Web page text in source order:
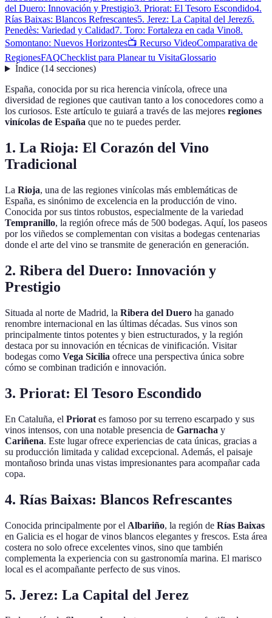
del Duero: Innovación y Prestigio3. Priorat: El Tesoro Escondido4.
Rías Baixas: Blancos Refrescantes5. Jerez: La Capital del Jerez6.
Penedès: Variedad y Calidad7. Toro: Fortaleza en cada Vino8.
Somontano: Nuevos Horizontes📺 Recurso VideoComparativa de
RegionesFAQChecklist para Planear tu VisitaGlossario
Índice(14 secciones)
España, conocida por su rica herencia vinícola, ofrece una
diversidad de regiones que cautivan tanto a los conocedores como a
los curiosos. Este artículo te guiará a través de las mejores regiones
vinícolas de España que no te puedes perder.
1. La Rioja: El Corazón del Vino
Tradicional
La Rioja, una de las regiones vinícolas más emblemáticas de
España, es sinónimo de excelencia en la producción de vino.
Conocida por sus tintos robustos, especialmente de la variedad
Tempranillo, la región ofrece más de 500 bodegas. Aquí, los paseos
por los viñedos se complementan con visitas a bodegas centenarias
donde el arte del vino se transmite de generación en generación.
2. Ribera del Duero: Innovación y
Prestigio
Situada al norte de Madrid, la Ribera del Duero ha ganado
renombre internacional en las últimas décadas. Sus vinos son
principalmente tintos potentes y bien estructurados, y la región
destaca por su innovación en técnicas de vinificación. Visitar
bodegas como Vega Sicilia ofrece una perspectiva única sobre
cómo se combinan tradición e innovación.
3. Priorat: El Tesoro Escondido
En Cataluña, el Priorat es famoso por su terreno escarpado y sus
vinos intensos, con una notable presencia de Garnacha y
Cariñena. Este lugar ofrece experiencias de cata únicas, gracias a
su producción limitada y calidad excepcional. Además, el paisaje
montañoso brinda unas vistas impresionantes para acompañar cada
copa.
4. Rías Baixas: Blancos Refrescantes
Conocida principalmente por el Albariño, la región de Rías Baixas
en Galicia es el hogar de vinos blancos elegantes y frescos. Esta área
costera no solo ofrece excelentes vinos, sino que también
complementa la experiencia con su gastronomía marina. El marisco
local es el acompañante perfecto de sus vinos.
5. Jerez: La Capital del Jerez